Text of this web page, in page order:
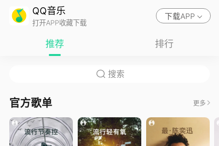
QQ音乐
打开APP收藏下载
下载APP
推荐 排行
官方歌单 更多